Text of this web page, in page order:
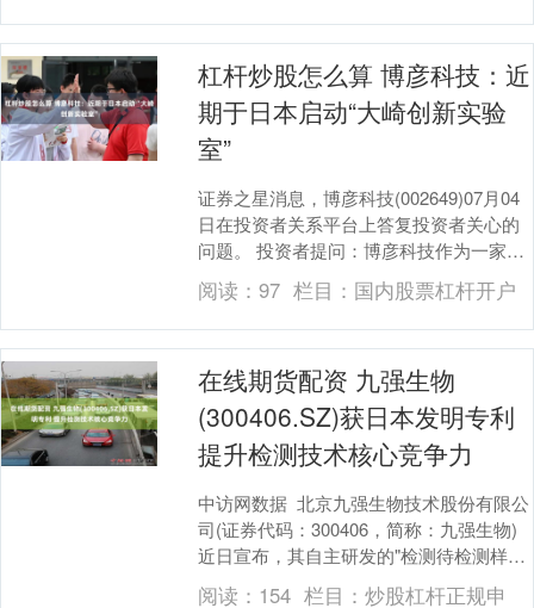
杠杆炒股怎么算 博彦科技：近
期于日本启动“大崎创新实验
室”
证券之星消息，博彦科技(002649)07月04
日在投资者关系平台上答复投资者关心的
问题。 投资者提问：博彦科技作为一家面
向全球的咨询、行业解决方案与数智技术
服....
阅读：97 栏目： 国内股票杠杆开户
在线期货配资 九强生物
(300406.SZ)获日本发明专利
提升检测技术核心竞争力
中访网数据 北京九强生物技术股份有限公
司(证券代码：300406，简称：九强生物)
近日宣布，其自主研发的"检测待检测样本
的前带现象的量化方法和装置"技术获得
阅读： 154 栏目： 炒股杠杆正规申